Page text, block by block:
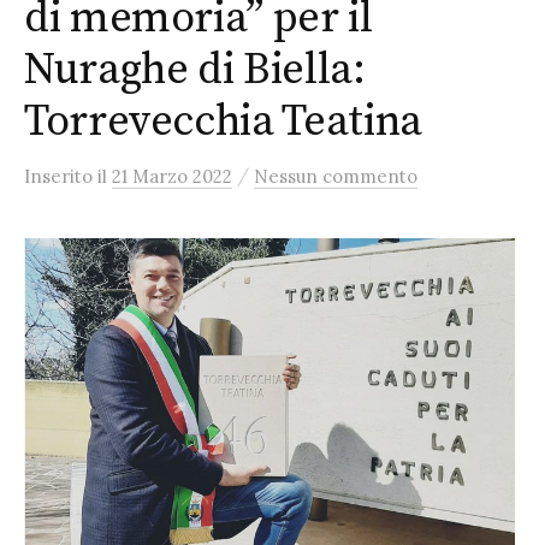
di memoria” per il
Nuraghe di Biella:
Torrevecchia Teatina
Inserito il 21 Marzo 2022 / Nessun commento